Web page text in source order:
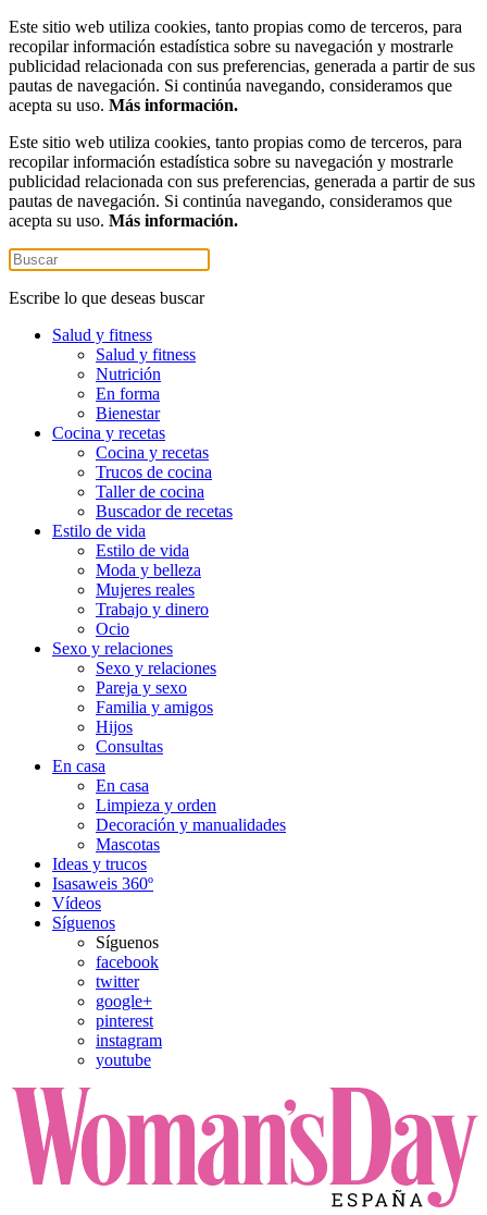
Este sitio web utiliza cookies, tanto propias como de terceros, para
recopilar información estadística sobre su navegación y mostrarle
publicidad relacionada con sus preferencias, generada a partir de sus
pautas de navegación. Si continúa navegando, consideramos que
acepta su uso. Más información.
Este sitio web utiliza cookies, tanto propias como de terceros, para
recopilar información estadística sobre su navegación y mostrarle
publicidad relacionada con sus preferencias, generada a partir de sus
pautas de navegación. Si continúa navegando, consideramos que
acepta su uso. Más información.
Escribe lo que deseas buscar
Salud y fitness
Salud y fitness
Nutrición
En forma
Bienestar
Cocina y recetas
Cocina y recetas
Trucos de cocina
Taller de cocina
Buscador de recetas
Estilo de vida
Estilo de vida
Moda y belleza
Mujeres reales
Trabajo y dinero
Ocio
Sexo y relaciones
Sexo y relaciones
Pareja y sexo
Familia y amigos
Hijos
Consultas
En casa
En casa
Limpieza y orden
Decoración y manualidades
Mascotas
Ideas y trucos
Isasaweis 360º
Vídeos
Síguenos
Síguenos
facebook
twitter
google+
pinterest
instagram
youtube